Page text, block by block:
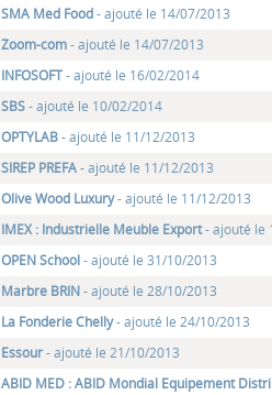
SMA Med Food- ajouté le 14/07/2013
Zoom-com- ajouté le 14/07/2013
INFOSOFT- ajouté le 16/02/2014
SBS- ajouté le 10/02/2014
OPTYLAB- ajouté le 11/12/2013
SIREP PREFA- ajouté le 11/12/2013
Olive Wood Luxury- ajouté le 11/12/2013
IMEX : Industrielle Meuble Export- ajouté le
OPEN School- ajouté le 31/10/2013
Marbre BRIN- ajouté le 28/10/2013
La Fonderie Chelly- ajouté le 24/10/2013
Essour- ajouté le 21/10/2013
ABID MED : ABID Mondial Equipement